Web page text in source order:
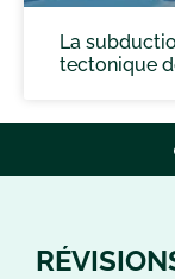
La
tectonique